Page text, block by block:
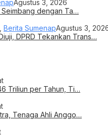
Agustus 3, 2026
Seimbang dengan Ta…
Berita SumenapAgustus 3,
DPRD Tekankan Trans…
Triliun per Tahun, Ti…
Tenaga Ahli Anggo…